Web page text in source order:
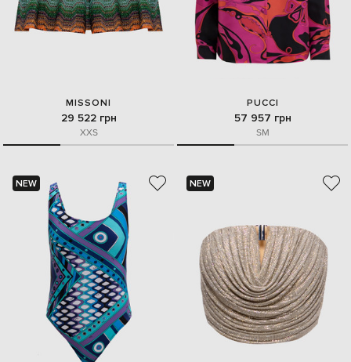
MISSONI
29 522 грн
XXS
PUCCI
57 957 грн
SM
NEW NEW